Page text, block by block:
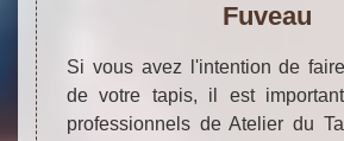
Fuveau
Si vous avez l'intention de
de votre tapis, il est
professionnels de Atelier du